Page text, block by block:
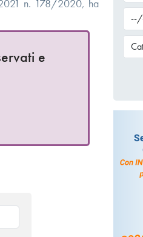
n. 178/2020, ha
e